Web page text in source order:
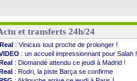
et transferts 24h/24
Real : Vinicius tout proche de prolonger !
: un accueil impressionnant pour Salah !
: Diomandé attendu ce jeudi à Madrid !
: Rodri, la piste Barça se confirme